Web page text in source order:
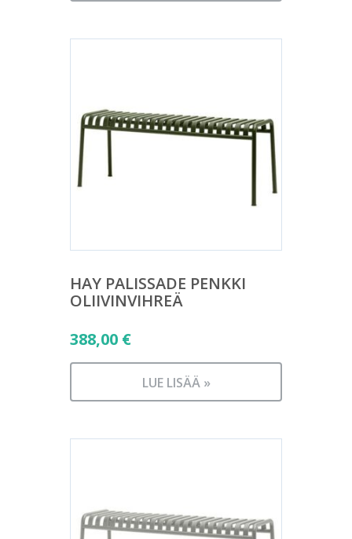
HAY PALISSADE PENKKI
OLIIVINVIHREÄ
388,00 €
LUE LISÄÄ »